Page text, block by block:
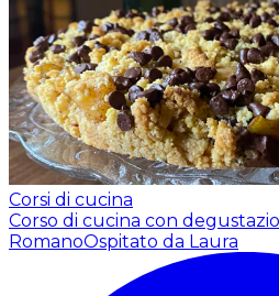
Corsi di cucina
Corso di cucina con
RomanoOspitato da Laura